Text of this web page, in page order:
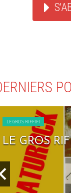
LE GROS RIFFIFI
LE GROS